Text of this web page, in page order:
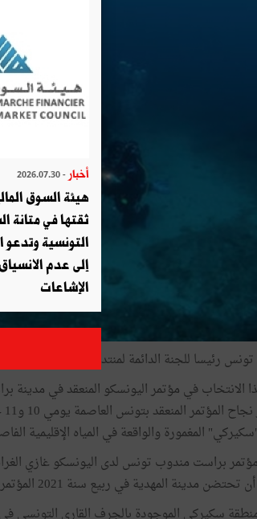
رئيسا للجنة الدائمة لمنتدى الدول الموقعة على
المغمورة والواقعة في المياه الإقليمية
براست مندوب تونس لدى اليونسكو غازي
مدينة المهدية في ربيع سنة 2021 المؤتمر العالمي للتراث المغمور بالمياه.
أخبار - 2026.07.30
هيئة السوق
ثقتها في متانة
التونسية
إلى عدم
الإشاعات